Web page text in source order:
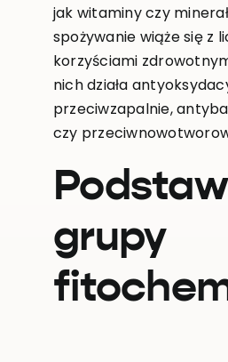
jak witaminy czy
spożywanie wiąże się z
korzyściami
nich działa
przeciwzapalnie,
czy
grupy